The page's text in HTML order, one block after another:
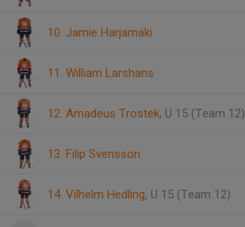
10. Jamie Harjamäki
11. William Larshans
12. Amadeus Trostek, U 15 (Team 12)
13. Filip Svensson
14. Vilhelm Hedling, U 15 (Team 12)